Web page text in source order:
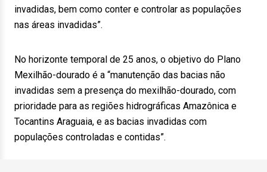
invadidas, bem como conter e controlar as populações
nas áreas invadidas”.
No horizonte temporal de 25 anos, o objetivo do Plano
Mexilhão-dourado é a “manutenção das bacias não
invadidas sem a presença do mexilhão-dourado, com
prioridade para as regiões hidrográficas Amazônica e
Tocantins Araguaia, e as bacias invadidas com
populações controladas e contidas”.